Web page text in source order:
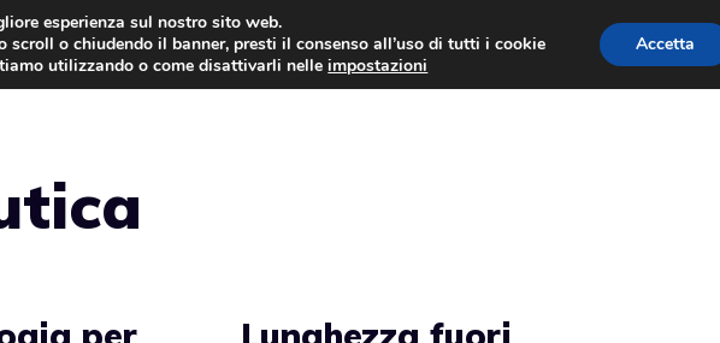
NEWS LEGGI & NORMATIVE EVENTI E COMPETIZIONI
esperienza sul nostro sito web.
scroll o chiudendo il banner, presti il consenso all’uso di tutti i cookie
utilizzando o come disattivarli nelleimpostazioni
Accetta